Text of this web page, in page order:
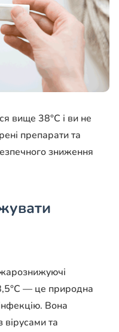
вище 38°C і ви не
препарати та
зниження
— це природна
Вона
вірусами та